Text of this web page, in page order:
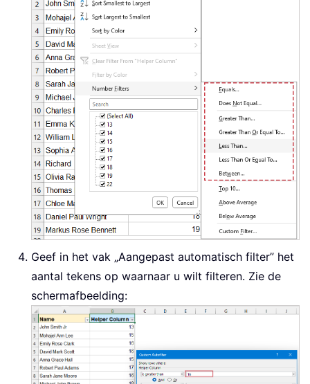
Geef in het vak „Aangepast automatisch filter” het
aantal tekens op waarnaar u wilt filteren. Zie de
schermafbeelding: